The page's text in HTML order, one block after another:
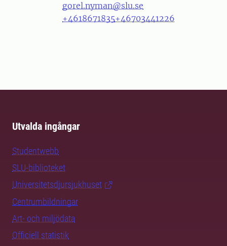
gorel.nyman@slu.se
+4618671835+46703441226
Utvalda ingångar
Studentwebb
SLU-biblioteket
Universitetsdjursjukhuset
Centrumbildningar
Art- och miljödata
Officiell statistik